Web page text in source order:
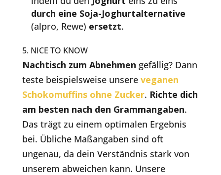
durch eine Soja-Joghurtalternative
(alpro, Rewe) ersetzt.
5. NICE TO KNOW
Nachtisch zum Abnehmen gefällig? Dann
teste beispielsweise unsere veganen
Schokomuffins ohne Zucker. Richte dich
am besten nach den Grammangaben.
Das trägt zu einem optimalen Ergebnis
bei. Übliche Maßangaben sind oft
ungenau, da dein Verständnis stark von
unserem abweichen kann. Unsere